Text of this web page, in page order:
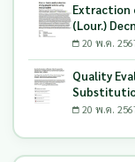
Extraction
(Lour.)
extract
20 พ.ค.
Quality
(Glycine
20 พ.ค.